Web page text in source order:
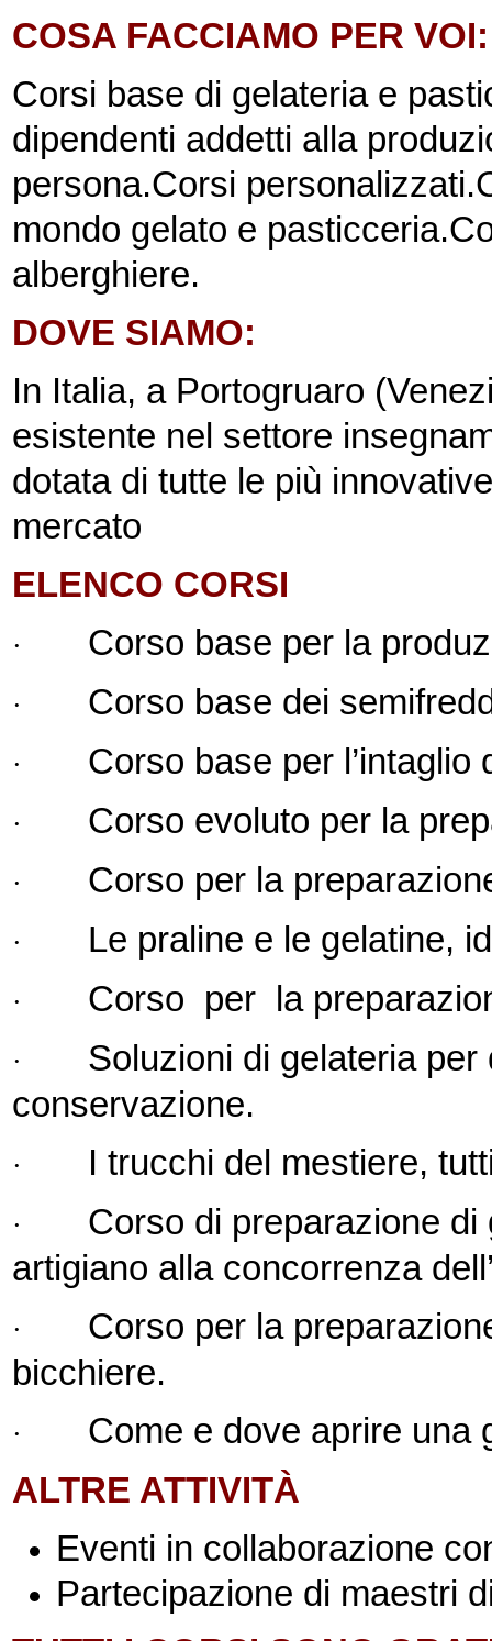
COSA FACCIAMO PER
Corsi base di gelateria e
dipendenti addetti alla
persona.Corsi personalizzati.
mondo gelato e pasticceria.
alberghiere.
DOVE SIAMO:
In Italia, a Portogruaro
esistente nel settore
dotata di tutte le più
mercato
ELENCO CORSI
· Corso base per la
· Corso base dei
· Corso base per l’intaglio
· Corso evoluto per la
· Corso per la
· Le praline e le gelatine,
· Corso per la
·
Soluzioni di gelateria
conservazione.
· I trucchi del mestiere,
·
Corso di preparazione di
artigiano alla concorrenza
·
Corso per la
bicchiere.
·
Come e dove aprire una
ALTRE ATTIVITÀ
Eventi in collaborazione
Partecipazione di maestri